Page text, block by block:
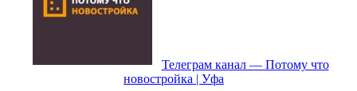
Телеграм канал — Потому что
новостройка | Уфа